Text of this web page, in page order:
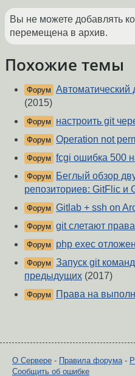
Вы не можете добавлять
перемещена в архив.
Похожие темы
Форум Автоматический
(2015)
Форум настроить git
Форум Operation not
Форум fcgi ошибка 500
Форум
Беглый обзор
репозиториев: GitFlic и
Форум Gitlab + ssh on
Форум git слетают права
Форум php exec
Форум Запуск git
предыдущих (2017)
Форум Права на
О Сервере - Правила форума-
Сообщить об ошибке